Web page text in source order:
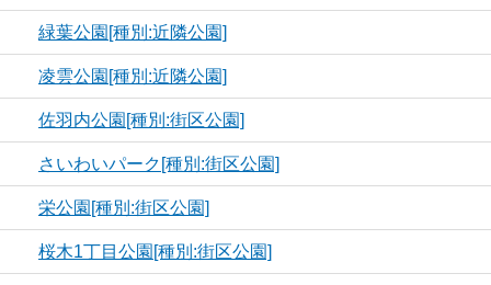
緑葉公園[種別:近隣公園]
凌雲公園[種別:近隣公園]
佐羽内公園[種別:街区公園]
さいわいパーク[種別:街区公園]
栄公園[種別:街区公園]
桜木1丁目公園[種別:街区公園]